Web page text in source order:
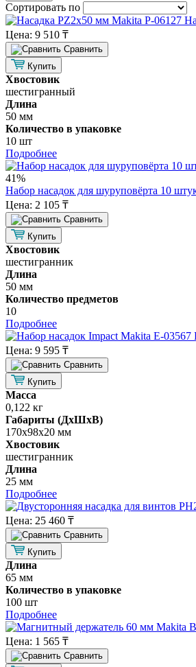
Сортировать по
Цена: 9 510 ₸
Cравнить
Купить
Хвостовик
шестигранный
Длина
50 мм
Количество в упаковке
10 шт
Подробнее
41%
Набор насадок для шуруповёрта 10
Цена: 2 105 ₸
Cравнить
Купить
Хвостовик
шестигранник
Длина
50 мм
Количество предметов
10
Подробнее
Цена: 9 595 ₸
Cравнить
Купить
Масса
0,122 кг
Габариты (ДхШхВ)
170х98х20 мм
Хвостовик
шестигранник
Длина
25 мм
Подробнее
Цена: 25 460 ₸
Cравнить
Купить
Длина
65 мм
Количество в упаковке
100 шт
Подробнее
Цена: 1 565 ₸
Cравнить